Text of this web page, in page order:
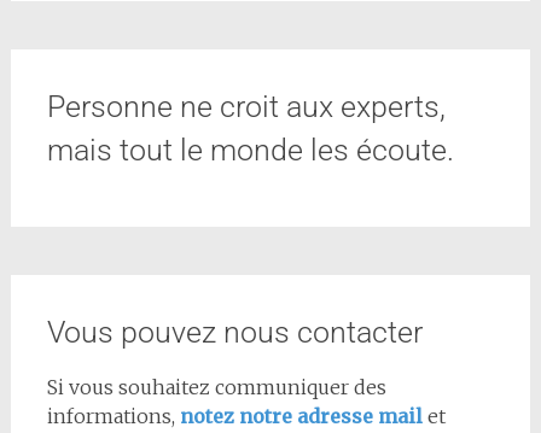
Personne ne croit aux experts,
mais tout le monde les écoute.
Vous pouvez nous contacter
Si vous souhaitez communiquer des
informations, notez notre adresse mail et